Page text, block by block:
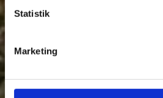
Statistik
Marketing